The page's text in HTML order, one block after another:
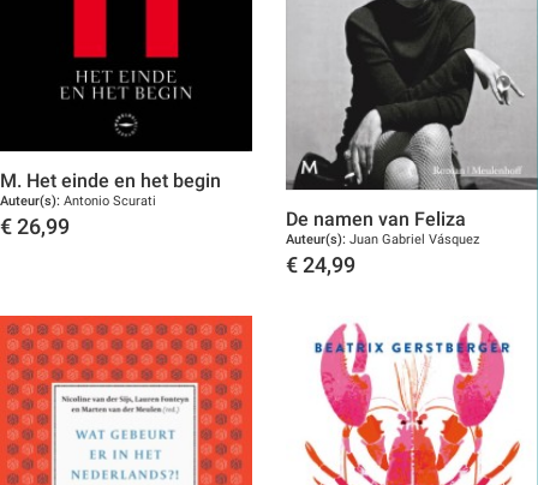
M. Het einde en het begin
Auteur(s): Antonio Scurati
€ 26,99 De namen van Feliza
Auteur(s): Juan Gabriel Vásquez
€ 24,99